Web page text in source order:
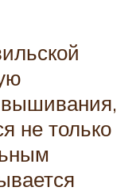
вышивания,
не только